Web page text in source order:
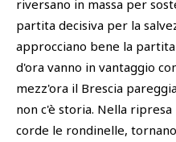
riversano in massa per
partita decisiva per la
approcciano bene la
d'ora vanno in vantaggio
mezz'ora il Brescia
non c'è storia. Nella
corde le rondinelle,